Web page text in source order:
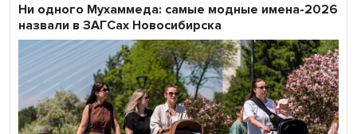
Ни одного Мухаммеда: самые модные имена-2026
назвали в ЗАГСах Новосибирска